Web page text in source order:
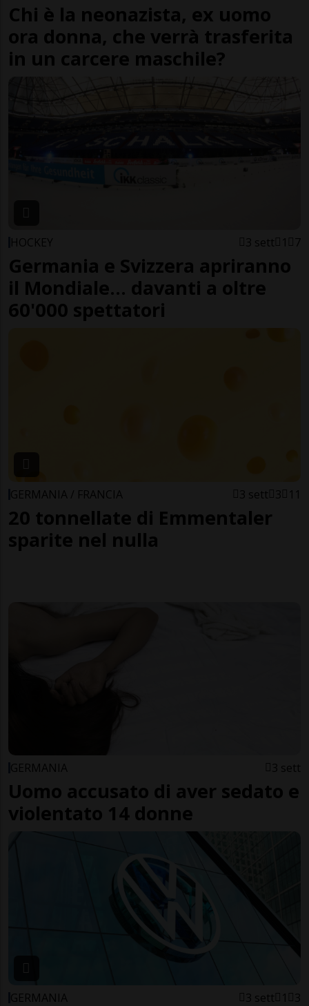
Chi è la neonazista, ex uomo
ora donna, che verrà trasferita
in un carcere maschile?
HOCKEY 3 sett 1 7
Germania e Svizzera apriranno
il Mondiale... davanti a oltre
60'000 spettatori
GERMANIA / FRANCIA 3 sett 3 11
20 tonnellate di Emmentaler
sparite nel nulla
GERMANIA 3 sett
Uomo accusato di aver sedato e
violentato 14 donne
GERMANIA 3 sett 1 3